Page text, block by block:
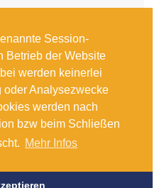
Session-
Betrieb der Website
werden keinerlei
oder Analysezwecke
werden nach
bzw beim Schließen
Mehr Infos